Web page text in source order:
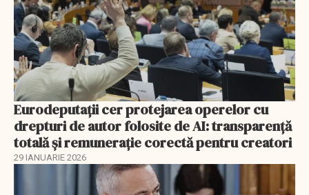
Eurodeputații cer protejarea operelor cu
drepturi de autor folosite de AI: transparență
totală și remunerație corectă pentru creatori
29 IANUARIE 2026